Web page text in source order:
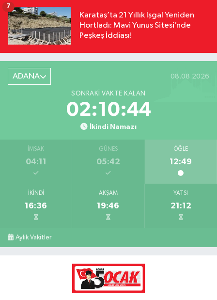
Karataş’ta 21 Yıllık İşgal Yeniden
Hortladı: Mavi Yunus Sitesi’nde
Peşkeş İddiası!
7
ADANA 08.08.2026
SONRAKI VAKTE KALAN
02:10:43
İkindi Namazı
İMSAK
04:11
GÜNEŞ
05:42
ÖĞLE
12:49
İKINDI
16:36
AKŞAM
19:46
YATSI
21:12
Aylık Vakitler